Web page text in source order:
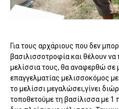
Για τους αρχάριους που δεν
βασιλισσοτροφία και θέλουν
μελίσσια τους, θα αναφερθώ σε
επαγγελματίας μελισσοκόμος
το μελίσσι μεγαλώσει,γίνει
τοποθετούμε τη βασίλισσα με 1